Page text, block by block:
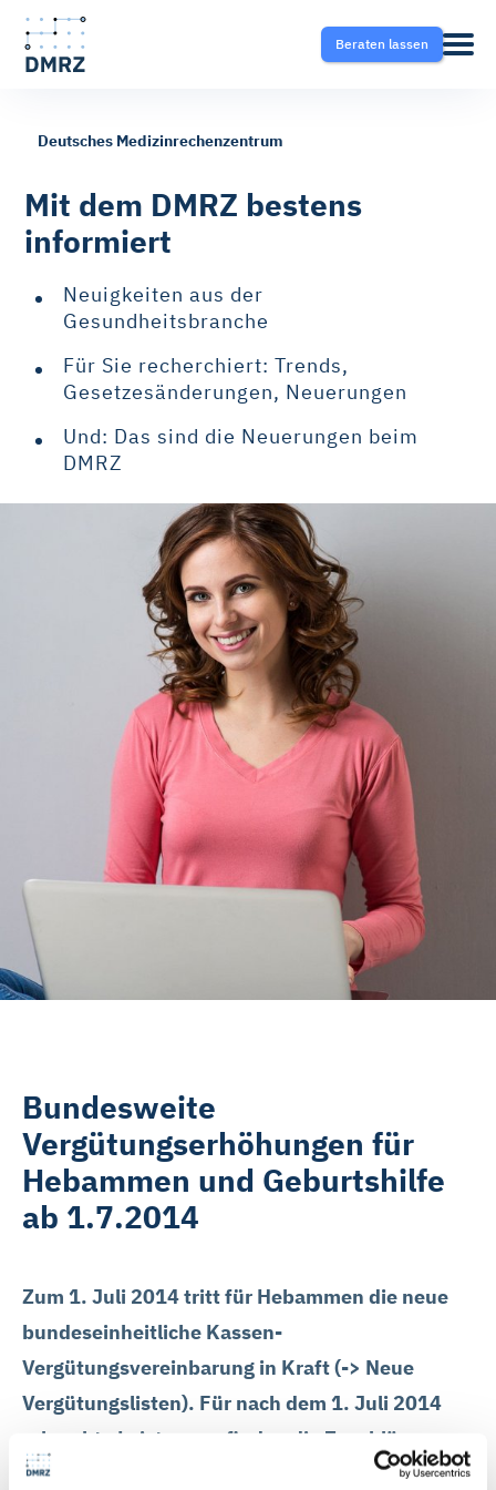
Beraten lassen
Krankentransport- und
Therapeutensoftware
Pflegesoftware
Vorfinanzierung
Telematikinfrastruktur (TI)
Krankentransport
Heilmittel
Hilfsmittel
Selektivverträge
Rehasport & Funktionstraining
FAQ
Ratgeber
Deutsches Medizinrechenzentrum
Mit dem DMRZ bestens
informiert
Neuigkeiten aus der
Gesundheitsbranche
Für Sie recherchiert: Trends,
Gesetzesänderungen, Neuerungen
Und: Das sind die Neuerungen beim
DMRZ
Bundesweite
Vergütungserhöhungen für
Hebammen und Geburtshilfe
ab 1.7.2014
Zum 1. Juli 2014 tritt für Hebammen die neue
bundeseinheitliche Kassen-
Vergütungsvereinbarung in Kraft (-> Neue
Vergütungslisten). Für nach dem 1. Juli 2014
erbrachte Leistungen finden die Zuschläge
(„Ausgleich 2. Halbjahr 2013"), die für